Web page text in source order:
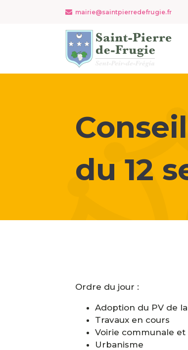
mairie@saintpierredefrugie.fr
du 12
Ordre du jour :
Adoption du PV de
Travaux en cours
Voirie communale
Urbanisme